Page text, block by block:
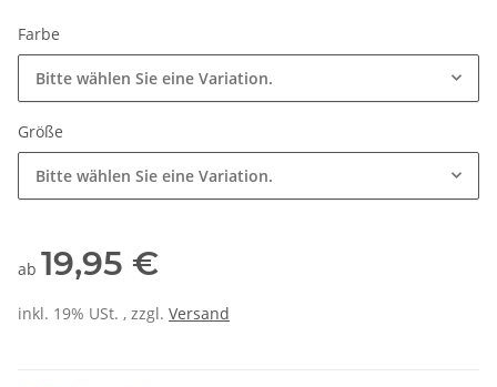
Farbe
Bitte wählen Sie eine Variation.
Größe
Bitte wählen Sie eine Variation.
ab 19,95 €
inkl. 19% USt. , zzgl. Versand